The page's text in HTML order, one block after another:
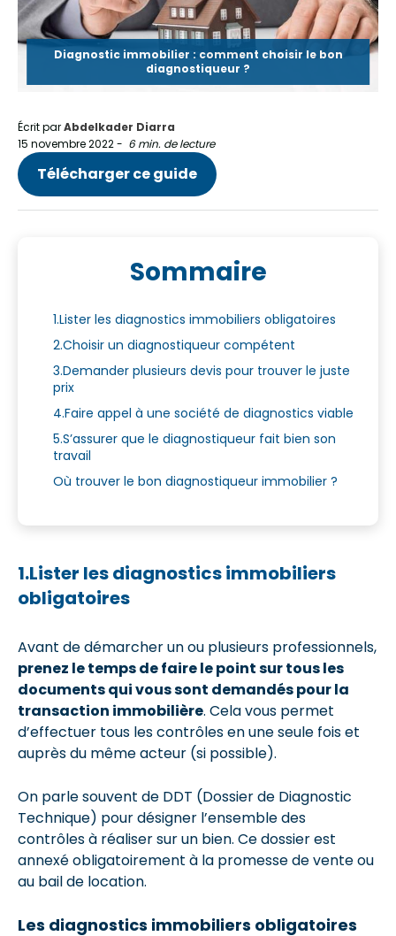
Diagnostic immobilier : comment choisir le bon
diagnostiqueur ?
Écrit parAbdelkader Diarra
15 novembre 2022- 6 min. de lecture
Télécharger ce guide
Sommaire
1.Lister les diagnostics immobiliers obligatoires
2.Choisir un diagnostiqueur compétent
3.Demander plusieurs devis pour trouver le juste
prix
4.Faire appel à une société de diagnostics viable
5.S’assurer que le diagnostiqueur fait bien son
travail
Où trouver le bon diagnostiqueur immobilier ?
1.Lister les diagnostics immobiliers
obligatoires
Avant de démarcher un ou plusieurs professionnels,
prenez le temps de faire le point sur tous les
documents qui vous sont demandés pour la
transaction immobilière. Cela vous permet
d’effectuer tous les contrôles en une seule fois et
auprès du même acteur (si possible).
On parle souvent de DDT (Dossier de Diagnostic
Technique) pour désigner l’ensemble des
contrôles à réaliser sur un bien. Ce dossier est
annexé obligatoirement à la promesse de vente ou
au bail de location.
Les diagnostics immobiliers obligatoires